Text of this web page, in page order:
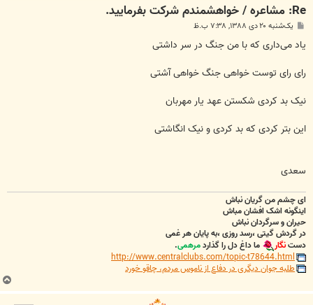
Re: مشاعره / خواهشمندم شرکت بفرماييد.
پ
ت
یک‌شنبه ۲۰ دی ۱۳۸۸, ۷:۳۸ ب.ظ
یاد می‌داری که با من جنگ در سر داشتی
رای رای توست خواهی جنگ خواهی آشتی
نیک بد کردی شکستن عهد یار مهربان
این بتر کردی که بد کردی و نیک انگاشتی
سعدی
ای چشم من گریان نباش
اینگونه اشک افشان مباش
حیران و سرگردان نباش
در گردش گیتی ،رسد روزی ،به پایان هر غمی
دستنگار ما داغ دل را گذاردمرهمی.
http://www.centralclubs.com/topic-t78644.html
طلبه جوان دیگری در دفاع از ناموس مردم، چاقو خورد
ب
ا